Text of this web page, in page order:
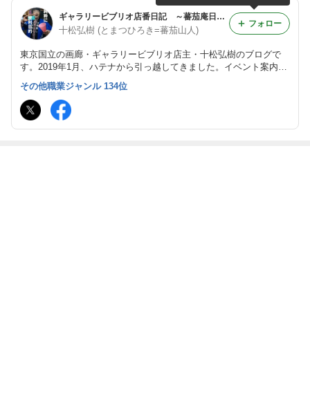
ギャラリービブリオ店番日記 ～蕃茄庵日録～
十松弘樹 (とまつひろき=蕃茄山人)
東京国立の画廊・ギャラリービブリオ店主・十松弘樹のブログで
す。2019年1月、ハテナから引っ越してきました。イベント案内や
日々の暮らしのことなどをゆるゆると。
フォロー
その他職業ジャンル 134位